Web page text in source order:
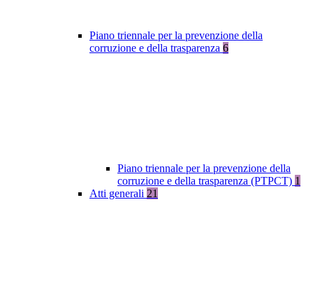
Piano triennale per la prevenzione della
corruzione e della trasparenza 6
Piano triennale per la prevenzione della
corruzione e della trasparenza (PTPCT) 1
Atti generali 21